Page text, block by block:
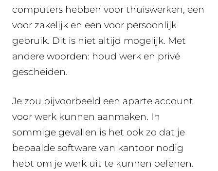
computers hebben voor thuiswerken, een
voor zakelijk en een voor persoonlijk
gebruik. Dit is niet altijd mogelijk. Met
andere woorden: houd werk en privé
gescheiden.
Je zou bijvoorbeeld een aparte account
voor werk kunnen aanmaken. In
sommige gevallen is het ook zo dat je
bepaalde software van kantoor nodig
hebt om je werk uit te kunnen oefenen.